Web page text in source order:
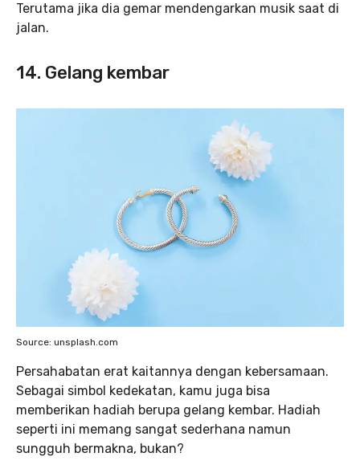
Terutama jika dia gemar mendengarkan musik saat di
jalan.
14. Gelang kembar
Source: unsplash.com
Persahabatan erat kaitannya dengan kebersamaan.
Sebagai simbol kedekatan, kamu juga bisa
memberikan hadiah berupa gelang kembar. Hadiah
seperti ini memang sangat sederhana namun
sungguh bermakna, bukan?